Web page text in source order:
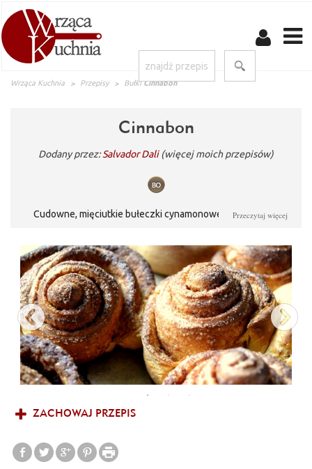
Wrząca Kuchnia Przepisy Bułki Cinnabon
Cinnabon
Dodany przez:Salvador Dali (więcej moich przepisów)
Cudowne, mięciutkie bułeczki cynamonowe.. pochodzą z
drugie śniadanie? :)
Przeczytaj więcej
ZACHOWAJ PRZEPIS